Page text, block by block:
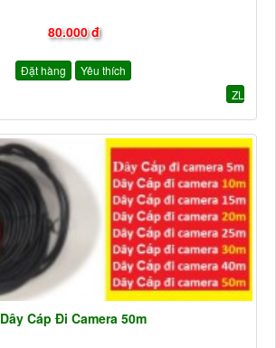
80.000 đ
Đặt hàng
Yêu thích
ZL
Dây Cáp Đi Camera 50m